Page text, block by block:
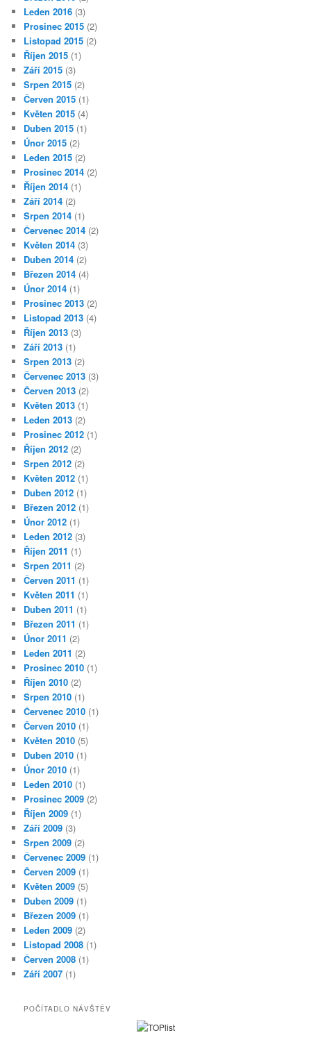
Leden 2016 (3)
Prosinec 2015 (2)
Listopad 2015 (2)
Říjen 2015 (1)
Září 2015 (3)
Srpen 2015 (2)
Červen 2015 (1)
Květen 2015 (4)
Duben 2015 (1)
Únor 2015 (2)
Leden 2015 (2)
Prosinec 2014 (2)
Říjen 2014 (1)
Září 2014 (2)
Srpen 2014 (1)
Červenec 2014 (2)
Květen 2014 (3)
Duben 2014 (2)
Březen 2014 (4)
Únor 2014 (1)
Prosinec 2013 (2)
Listopad 2013 (4)
Říjen 2013 (3)
Září 2013 (1)
Srpen 2013 (2)
Červenec 2013 (3)
Červen 2013 (2)
Květen 2013 (1)
Leden 2013 (2)
Prosinec 2012 (1)
Říjen 2012 (2)
Srpen 2012 (2)
Květen 2012 (1)
Duben 2012 (1)
Březen 2012 (1)
Únor 2012 (1)
Leden 2012 (3)
Říjen 2011 (1)
Srpen 2011 (2)
Červen 2011 (1)
Květen 2011 (1)
Duben 2011 (1)
Březen 2011 (1)
Únor 2011 (2)
Leden 2011 (2)
Prosinec 2010 (1)
Říjen 2010 (2)
Srpen 2010 (1)
Červenec 2010 (1)
Červen 2010 (1)
Květen 2010 (5)
Duben 2010 (1)
Únor 2010 (1)
Leden 2010 (1)
Prosinec 2009 (2)
Říjen 2009 (1)
Září 2009 (3)
Srpen 2009 (2)
Červenec 2009 (1)
Červen 2009 (1)
Květen 2009 (5)
Duben 2009 (1)
Březen 2009 (1)
Leden 2009 (2)
Listopad 2008 (1)
Červen 2008 (1)
Září 2007 (1)
POČÍTADLO NÁVŠTĚV